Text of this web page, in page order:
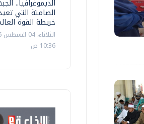
الديموغرافيا..
الصامتة التي
خريطة القوة
10:36 ص